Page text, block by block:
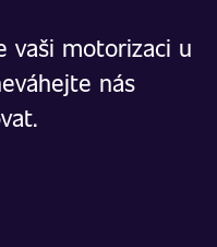
vaši motorizaci u
nás